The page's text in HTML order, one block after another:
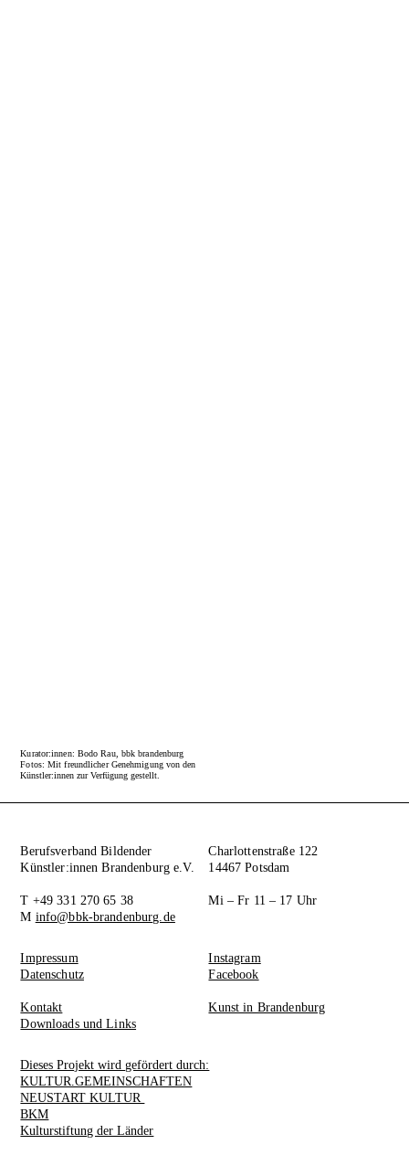
Kurator:innen: Bodo Rau, bbk brandenburg
Fotos: Mit freundlicher Genehmigung von den
Künstler:innen zur Verfügung gestellt.
Berufsverband Bildender
Künstler:innen Brandenburg e.V.
T +49 331 270 65 38
M info@bbk-brandenburg.de
Charlottenstraße 122
14467 Potsdam
Mi – Fr 11 – 17 Uhr
Impressum
Datenschutz
Kontakt
Downloads und Links
Instagram
Facebook
Kunst in Brandenburg
Dieses Projekt wird gefördert durch:
KULTUR.GEMEINSCHAFTEN
NEUSTART KULTUR
BKM
Kulturstiftung der Länder